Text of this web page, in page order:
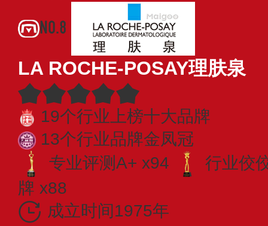
NO.8
LA ROCHE-POSAY理肤泉
19个行业上榜十大品牌
13个行业品牌金凤冠
专业评测A+ x94
行业佼
牌 x88
成立时间1975年